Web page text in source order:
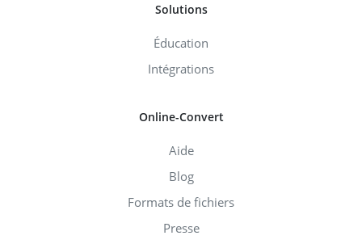
Solutions
Éducation
Intégrations
Online-Convert
Aide
Blog
Formats de fichiers
Presse